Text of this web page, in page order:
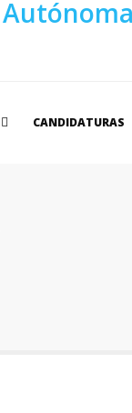
CANDIDATURAS